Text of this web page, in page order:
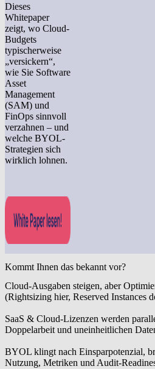
Dieses
Whitepaper
zeigt, wo Cloud-
Budgets
typischerweise
„versickern“,
wie Sie Software
Asset
Management
(SAM) und
FinOps sinnvoll
verzahnen – und
welche BYOL-
Strategien sich
wirklich lohnen.
Kommt Ihnen das bekannt vor?
Cloud-Ausgaben steigen, aber
(Rightsizing hier, Reserved Instances
SaaS & Cloud-Lizenzen werden
Doppelarbeit und uneinheitlichen
BYOL klingt nach Einsparpotenzial,
Nutzung, Metriken und Audit-